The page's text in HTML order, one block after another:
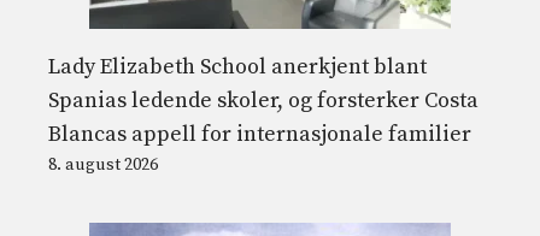
Lady Elizabeth School anerkjent blant
Spanias ledende skoler, og forsterker Costa
Blancas appell for internasjonale familier
8. august 2026